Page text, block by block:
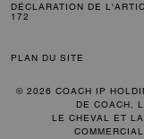
DÉCLARATION DE
172
PLAN DU SITE
© 2026 COACH IP
DE COACH,
LE CHEVAL ET